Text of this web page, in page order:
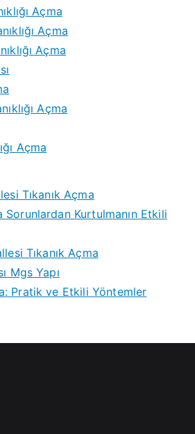
Açma
Açma
Açma
Açma
Açma
Tıkanık Açma
Kurtulmanın Etkili
Tıkanık Açma
Mgs Yapı
Pratik ve Etkili Yöntemler